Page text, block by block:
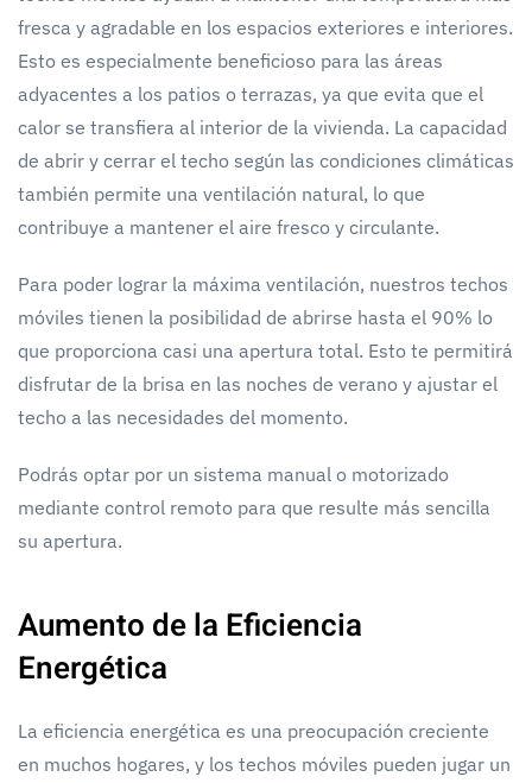
fresca y agradable en los espacios exteriores e interiores.
Esto es especialmente beneficioso para las áreas
adyacentes a los patios o terrazas, ya que evita que el
calor se transfiera al interior de la vivienda. La capacidad
de abrir y cerrar el techo según las condiciones climáticas
también permite una ventilación natural, lo que
contribuye a mantener el aire fresco y circulante.
Para poder lograr la máxima ventilación, nuestros techos
móviles tienen la posibilidad de abrirse hasta el 90% lo
que proporciona casi una apertura total. Esto te permitirá
disfrutar de la brisa en las noches de verano y ajustar el
techo a las necesidades del momento.
Podrás optar por un sistema manual o motorizado
mediante control remoto para que resulte más sencilla
su apertura.
Aumento de la Eficiencia
Energética
La eficiencia energética es una preocupación creciente
en muchos hogares, y los techos móviles pueden jugar un